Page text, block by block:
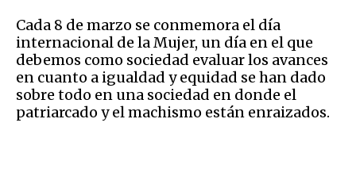
Cada 8 de marzo se conmemora el día
internacional de la Mujer, un día en el que
debemos como sociedad evaluar los avances
en cuanto a igualdad y equidad se han dado
sobre todo en una sociedad en donde el
patriarcado y el machismo están enraizados.